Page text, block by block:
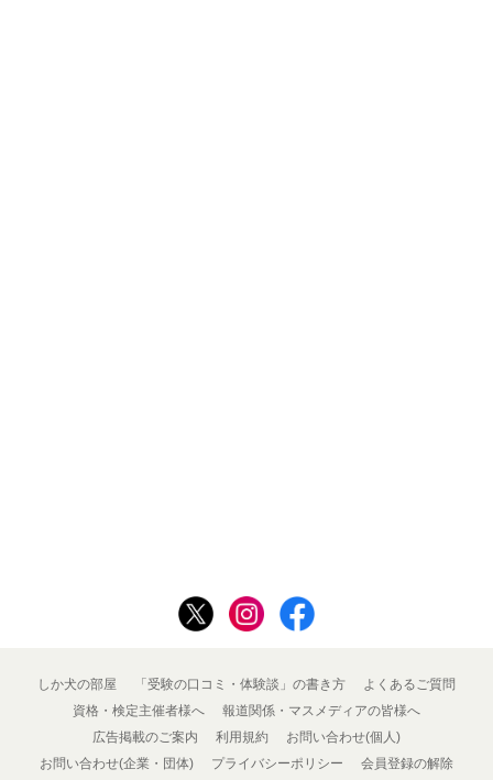
しか犬の部屋 「受験の口コミ・体験談」の書き方
よくあるご質問
資格・検定主催者様へ
報道関係・マスメディアの皆様へ
広告掲載のご案内
利用規約
お問い合わせ(個人)
お問い合わせ(企業・団体)
プライバシーポリシー 会員登録の解除